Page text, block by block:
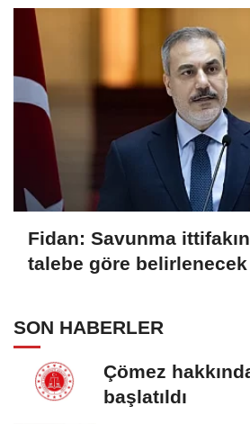
Fidan: Savunma
talebe göre belirlenecek
SON HABERLER
Çömez
başlatıldı